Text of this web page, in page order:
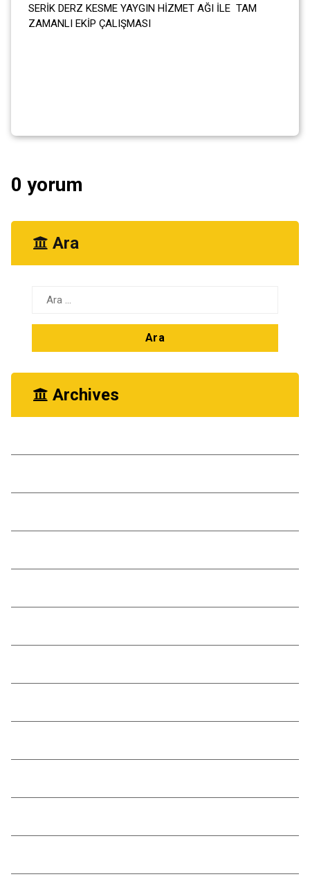
SERİK DERZ KESME YAYGIN HİZMET AĞI İLE TAM
ZAMANLI EKİP ÇALIŞMASI
0 yorum
Ara
Arama:
Archives